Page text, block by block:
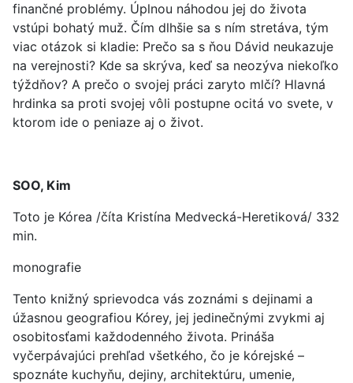
finančné problémy. Úplnou náhodou jej do života
vstúpi bohatý muž. Čím dlhšie sa s ním stretáva, tým
viac otázok si kladie: Prečo sa s ňou Dávid neukazuje
na verejnosti? Kde sa skrýva, keď sa neozýva niekoľko
týždňov? A prečo o svojej práci zaryto mlčí? Hlavná
hrdinka sa proti svojej vôli postupne ocitá vo svete, v
ktorom ide o peniaze aj o život.
SOO, Kim
Toto je Kórea /číta Kristína Medvecká-Heretiková/ 332
min.
monografie
Tento knižný sprievodca vás zoznámi s dejinami a
úžasnou geografiou Kórey, jej jedinečnými zvykmi aj
osobitosťami každodenného života. Prináša
vyčerpávajúci prehľad všetkého, čo je kórejské –
spoznáte kuchyňu, dejiny, architektúru, umenie,